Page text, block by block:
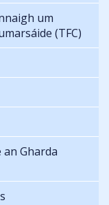
um
(TFC)
Gharda